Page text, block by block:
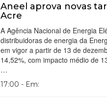
Aneel aprova novas
Acre
A Agência Nacional de Energia
distribuidoras de energia da
em vigor a partir de 13 de
14,52%, com impacto médio de
…
17:00 - Em: